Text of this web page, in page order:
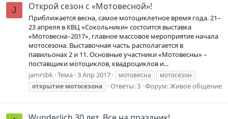
J Открой сезон с «Мотовесной»!
Приближается весна, самое мотоциклетное время года. 21–
23 апреля в КВЦ «Сокольники» состоится выставка
«Мотовесна–2017», главное массовое мероприятие начала
мотосезона. Выставочная часть располагается в
павильонах 2 и 11. Основные участники «Мотовесны» –
поставщики мотоциклов, квадроциклов и...
jamrsbk Тема 3 Апр 2017 мотовесна
мотосезон
открытие мотосезона Ответы: 3 Форум:Живое общение